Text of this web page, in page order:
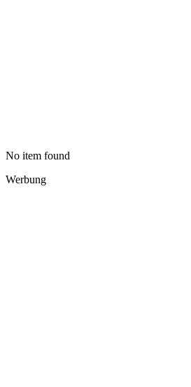
No item found
Werbung